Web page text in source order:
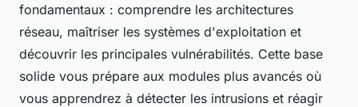
fondamentaux : comprendre les architectures
réseau, maîtriser les systèmes d'exploitation et
découvrir les principales vulnérabilités. Cette base
solide vous prépare aux modules plus avancés où
vous apprendrez à détecter les intrusions et réagir